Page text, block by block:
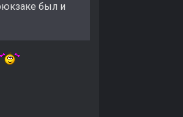
был и